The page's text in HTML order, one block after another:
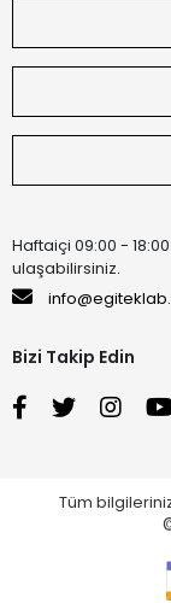
Haftaiçi 09:00 -
ulaşabilirsiniz.
Bizi Takip Edin
Tüm